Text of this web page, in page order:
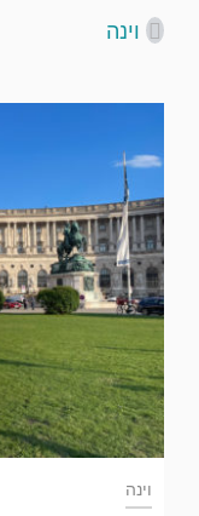
וינה
וינה